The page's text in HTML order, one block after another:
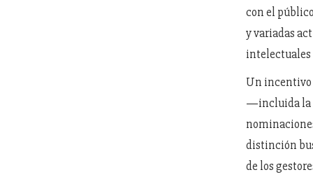
con el
y variadas
intelectuales
Un incentivo
—incluida la
distinción
de los